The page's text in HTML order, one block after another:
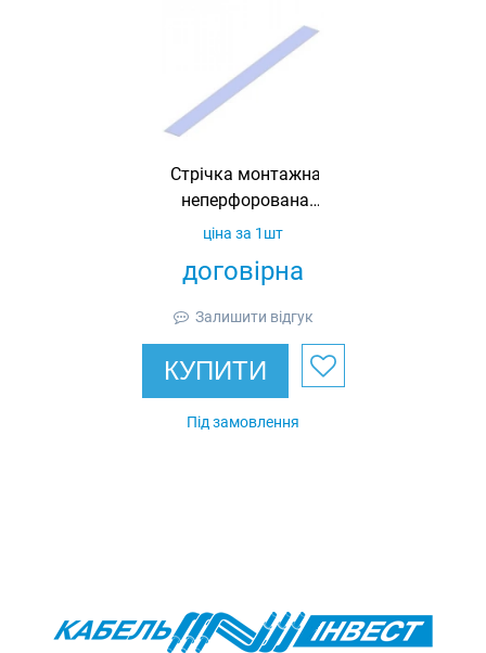
Стрічка монтажна
неперфорована
3000, 30х1.5,
Ardic
договірна
ціна за 1шт
Залишити відгук
КУПИТИ
Під замовлення